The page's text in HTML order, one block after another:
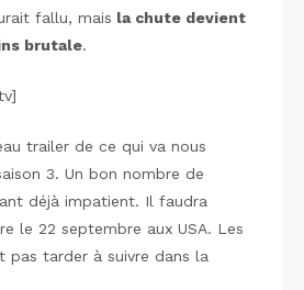
fallu, mais la chute devient
brutale.
trailer de ce qui va nous
3. Un bon nombre de
déjà impatient. Il faudra
le 22 septembre aux USA. Les
pas tarder à suivre dans la